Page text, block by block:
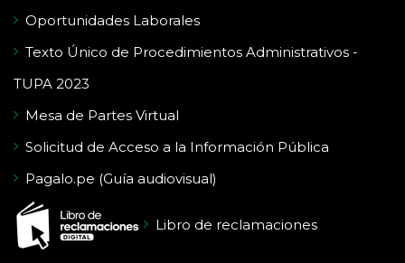
Oportunidades Laborales
Texto Único de Procedimientos Administrativos -
TUPA 2023
Mesa de Partes Virtual
Solicitud de Acceso a la Información Pública
Pagalo.pe (Guía audiovisual)
Libro de reclamaciones